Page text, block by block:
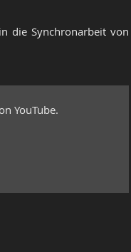
die Synchronarbeit von
YouTube.